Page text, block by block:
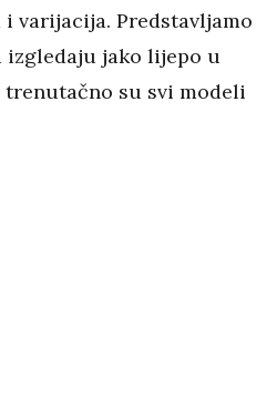
varijacija. Predstavljamo
jako lijepo u
trenutačno su svi modeli